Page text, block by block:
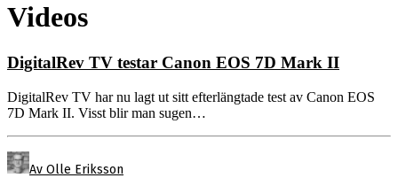
Videos
DigitalRev TV testar Canon EOS 7D Mark II
DigitalRev TV har nu lagt ut sitt efterlängtade test av Canon EOS
7D Mark II. Visst blir man sugen…
Av Olle Eriksson